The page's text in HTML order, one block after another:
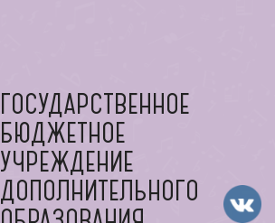
ГОСУДАРСТВЕННОЕ
БЮДЖЕТНОЕ
УЧРЕЖДЕНИЕ
ДОПОЛНИТЕЛЬНОГО